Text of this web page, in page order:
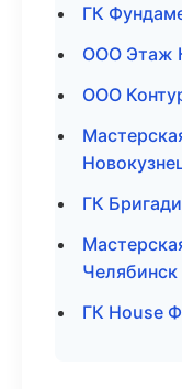
ГК
ООО Этаж
ООО
ГК
Челябинск
ГК House